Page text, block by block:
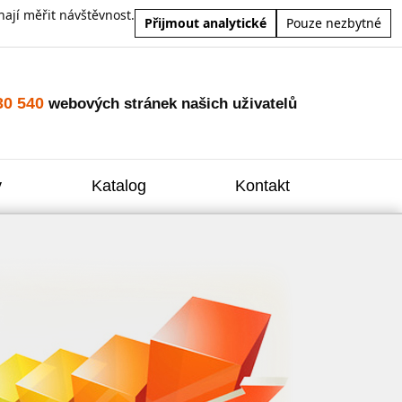
měřit návštěvnost.
Přijmout analytické Pouze nezbytné
540 webových stránek našich uživatelů
Katalog Kontakt